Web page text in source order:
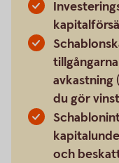
avkastning
du gör
och